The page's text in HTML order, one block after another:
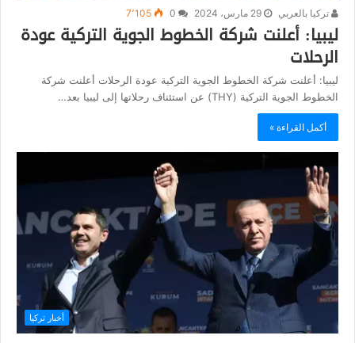
تركيا بالعربي 29 مارس، 2024 7٬105
ليبيا: أعلنت شركة الخطوط الجوية التركية عودة
الرحلات
ليبيا: أعلنت شركة الخطوط الجوية التركية عودة الرحلات أعلنت شركة
الخطوط الجوية التركية (THY) عن استئناف رحلاتها إلى ليبيا بعد…
أكمل القراءة »
أخبار تركيا